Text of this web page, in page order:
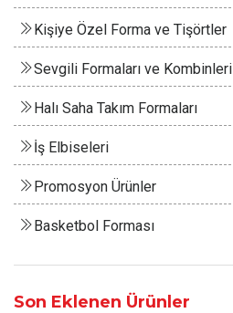
Kişiye Özel Forma ve Tişörtler
Sevgili Formaları ve Kombinleri
Halı Saha Takım Formaları
İş Elbiseleri
Promosyon Ürünler
Basketbol Forması
Son Eklenen Ürünler